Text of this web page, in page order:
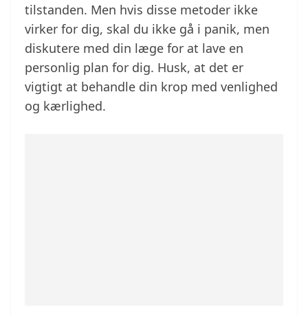
tilstanden. Men hvis disse metoder ikke
virker for dig, skal du ikke gå i panik, men
diskutere med din læge for at lave en
personlig plan for dig. Husk, at det er
vigtigt at behandle din krop med venlighed
og kærlighed.